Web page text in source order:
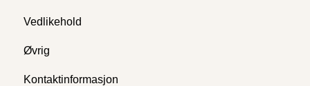
Vedlikehold
Øvrig
Kontaktinformasjon